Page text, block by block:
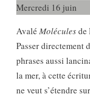
Mercredi 16 juin
Avalé Moléculesde
Passer directement
phrases aussi
la mer, à cette
ne veut s’étendre